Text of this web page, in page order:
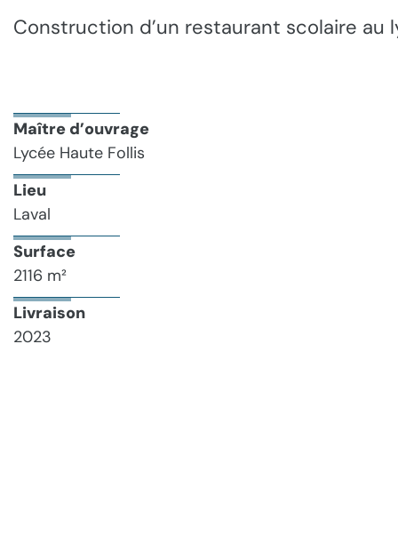
Construction d’un restaurant scolaire au
Maître d’ouvrage
Lycée Haute Follis
Lieu
Laval
Surface
2116 m²
Livraison
2023